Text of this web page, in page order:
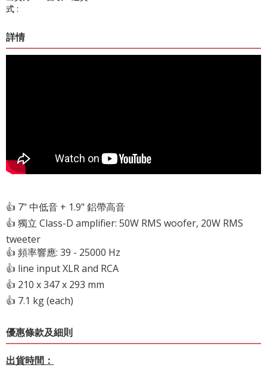
式 :
詳情
👍 7" 中低音 + 1.9" 鋁帶高音
👍 獨立 Class-D amplifier: 50W RMS woofer, 20W RMS
tweeter
👍 頻率響應: 39 - 25000 Hz
👍 line input XLR and RCA
👍 210 x 347 x 293 mm
👍 7.1 kg (each)
優惠條款及細則
出貨時間：